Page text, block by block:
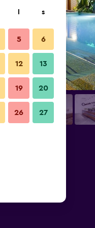
s
5 6
12 13
19 20
26 27